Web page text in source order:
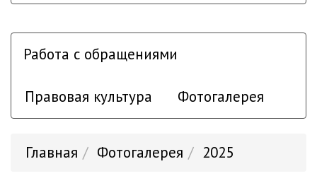
Работа с обращениями
Правовая культура Фотогалерея
Главная Фотогалерея 2025